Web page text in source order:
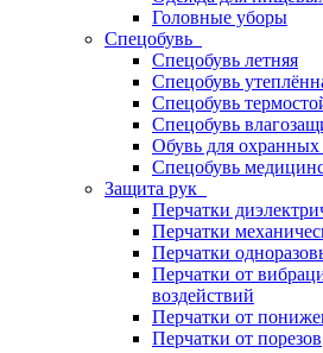
Головные уборы
Спецобувь
Спецобувь летняя
Спецобувь
Спецобувь
Спецобувь
Обувь для охранных
Спецобувь
Защита рук
Перчатки
Перчатки
Перчатки
Перчатки от
воздействий
Перчатки от
Перчатки от порезов